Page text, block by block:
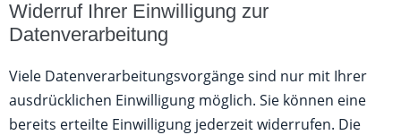
Widerruf Ihrer Einwilligung zur
Datenverarbeitung
Viele Datenverarbeitungsvorgänge sind nur mit Ihrer
ausdrücklichen Einwilligung möglich. Sie können eine
bereits erteilte Einwilligung jederzeit widerrufen. Die